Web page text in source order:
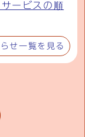
ービスの順
せ一覧を見る